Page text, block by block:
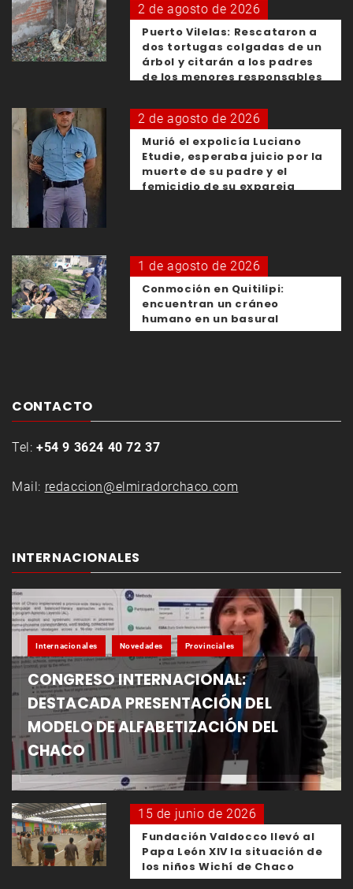
2 de agosto de 2026
Puerto Vilelas: Rescataron a
dos tortugas colgadas de un
árbol y citarán a los padres
de los menores responsables
2 de agosto de 2026
Murió el expolicía Luciano
Etudie, esperaba juicio por la
muerte de su padre y el
femicidio de su expareja
1 de agosto de 2026
Conmoción en Quitilipi:
encuentran un cráneo
humano en un basural
CONTACTO
Tel: +54 9 3624 40 72 37
Mail: redaccion@elmiradorchaco.com
INTERNACIONALES
Internacionales Novedades Provinciales
CONGRESO INTERNACIONAL:
DESTACADA PRESENTACIÓN DEL
MODELO DE ALFABETIZACIÓN DEL
CHACO
15 de junio de 2026
Fundación Valdocco llevó al
Papa León XIV la situación de
los niños Wichí de Chaco